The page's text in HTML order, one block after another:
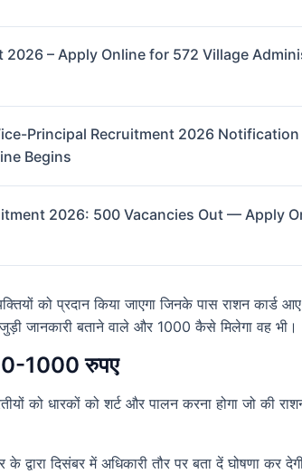
2026 – Apply Online for 572 Village
Principal Recruitment 2026
Begins
2026: 500 Vacancies Out — Apply
को प्रदान किया जाएगा जिनके पास राशन कार्ड
जानकारी बताने वाले और 1000 कैसे मिलेगा वह भी।
1000 रुपए
को धारकों को शर्ट और पालन करना होगा जो की
द्वारा दिसंबर में अधिकारी तौर पर बता दें घोषणा कर